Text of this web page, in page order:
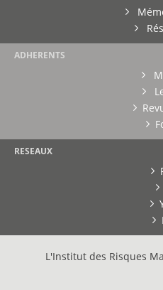
ADHERENTS
RESEAUX
L'Institut des Risques